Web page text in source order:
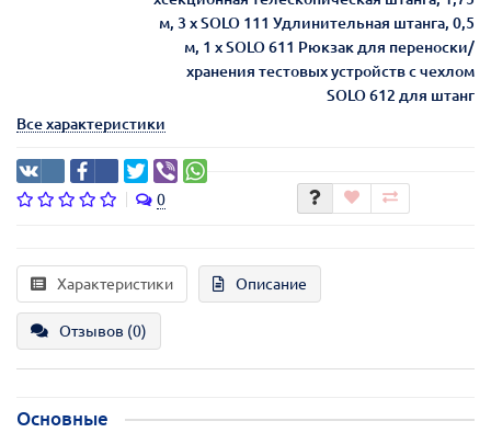
м, 3 х SOLO 111 Удлинительная штанга, 0,5
м, 1 х SOLO 611 Рюкзак для переноски/
хранения тестовых устройств с чехлом
SOLO 612 для штанг
Все характеристики
0
Характеристики Описание
Отзывов (0)
Основные